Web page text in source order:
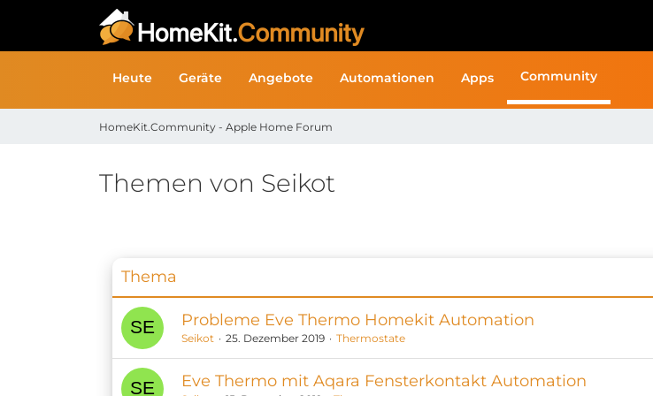
Heute Geräte Angebote Automationen Apps Community
HomeKit.Community - Apple Home Forum
Themen von Seikot
Thema
Probleme Eve Thermo Homekit Automation
Seikot 25. Dezember 2019 Thermostate
Eve Thermo mit Aqara Fensterkontakt Automation